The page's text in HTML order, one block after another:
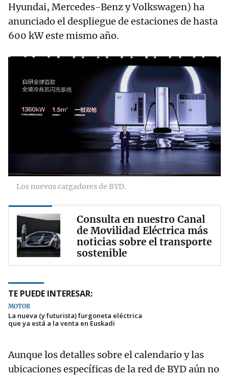
Hyundai, Mercedes-Benz y Volkswagen) ha
anunciado el despliegue de estaciones de hasta
600 kW este mismo año.
Los nuevos cargadores de BYD.
Consulta en nuestro Canal
de Movilidad Eléctrica más
noticias sobre el transporte
sostenible
TE PUEDE INTERESAR:
MOTOR
La nueva (y futurista) furgoneta eléctrica
que ya está a la venta en Euskadi
Aunque los detalles sobre el calendario y las
ubicaciones específicas de la red de BYD aún no